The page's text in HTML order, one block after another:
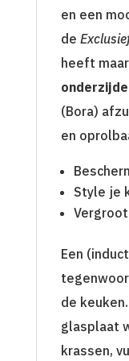
en een
de
heeft
onderzijde
(Bora)
en
Style je
Een
de
glasplaat
krassen,